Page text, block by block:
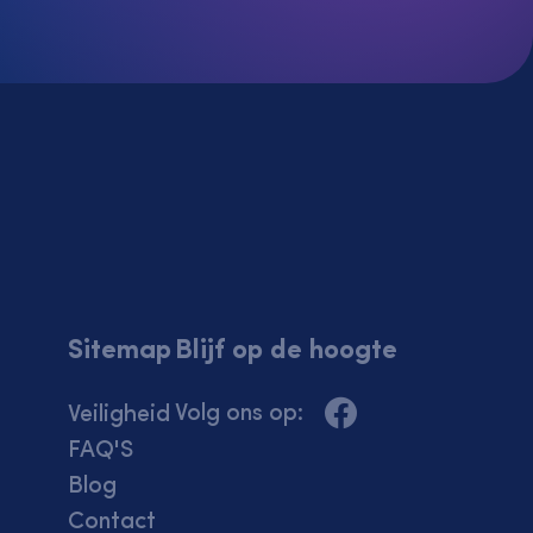
Sitemap
Veiligheid
FAQ'S
Blog
Contact
Blijf op de hoogte
Volg ons op: